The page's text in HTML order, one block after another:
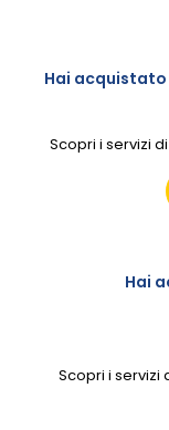
Hai
Scopri i servizi
Hai
Scopri i servizi